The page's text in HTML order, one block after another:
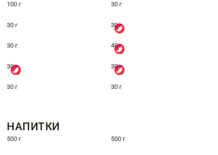
100 г 30 г
30 г 30 г
30 г 40 г
30 г 30 г
30 г 30 г
НАПИТКИ
500 г 500 г